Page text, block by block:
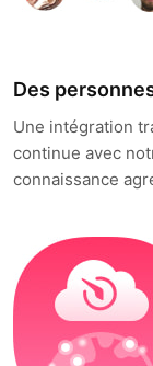
Des
Une intégration
continue avec
connaissance